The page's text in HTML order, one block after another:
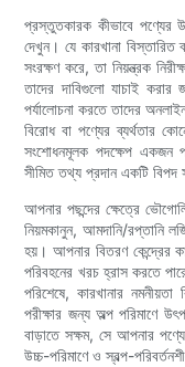
প্রস্তুতকারক কীভাবে পণ্যের
দেখুন। যে কারখানা
সংরক্ষণ করে, তা নিয়ন্ত্রক
তাদের দাবিগুলো যাচাই
পর্যালোচনা করতে তাদের
বিরোধ বা পণ্যের ব্যর্থতার
সংশোধনমূলক পদক্ষেপ একজন
সীমিত তথ্য প্রদান একটি বিপদ
আপনার পছন্দের ক্ষেত্রে
নিয়মকানুন, আমদানি/রপ্তানি
হয়। আপনার বিতরণ কেন্দ্রের
পরিবহনের খরচ হ্রাস করতে
পরিশেষে, কারখানার
পরীক্ষার জন্য অল্প পরিমাণে
বাড়াতে সক্ষম, সে আপনার
উচ্চ-পরিমাণে ও স্বল্প-